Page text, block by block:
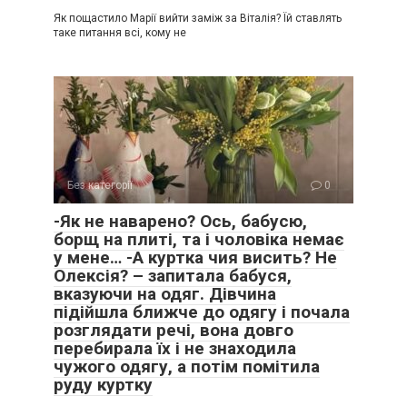
Як пощастило Марії вийти заміж за Віталія? Їй ставлять
таке питання всі, кому не
Без категорії 0
-Як не наварено? Ось, бабусю,
борщ на плиті, та і чоловіка немає
у мене… -А куртка чия висить? Не
Олексія? – запитала бабуся,
вказуючи на одяг. Дівчина
підійшла ближче до одягу і почала
розглядати речі, вона довго
перебирала їх і не знаходила
чужого одягу, а потім помітила
руду куртку